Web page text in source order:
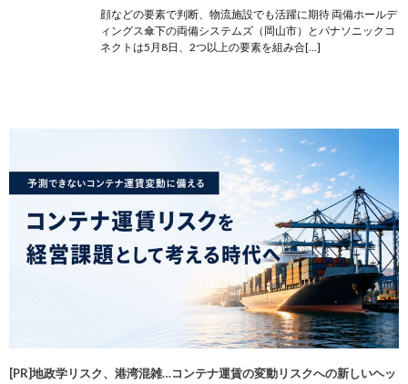
顔などの要素で判断、物流施設でも活躍に期待 両備ホールデ
ィングス傘下の両備システムズ（岡山市）とパナソニックコ
ネクトは5月8日、2つ以上の要素を組み合[…]
[PR]地政学リスク、港湾混雑…コンテナ運賃の変動リスクへの新しいヘッ